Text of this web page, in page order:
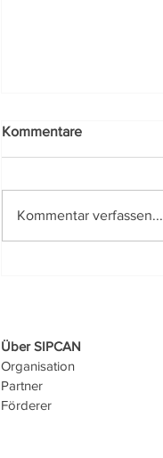
Kommentare
Kommentar verfassen...
Über SIPCAN
Organisation
Partner
Förderer